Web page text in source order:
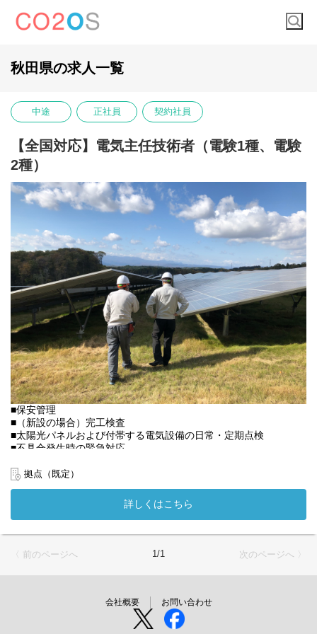
秋田県の求人一覧
中途 正社員 契約社員
【全国対応】電気主任技術者（電験1種、電験
2種）
■保安管理
■（新設の場合）完工検査
■太陽光パネルおよび付帯する電気設備の日常・定期点検
■不具合発生時の緊急対応
■修繕工事立会い
発電所によって業務内容が少し異なる場合がございます。
拠点（既定）
詳しくはこちら
〈 前のページへ 1/1 次のページへ 〉
会社概要 お問い合わせ